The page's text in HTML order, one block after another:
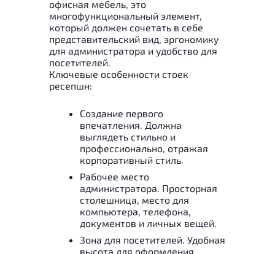
офисная мебель, это
многофункциональный элемент,
который должен сочетать в себе
представительский вид, эргономику
для администратора и удобство для
посетителей.
Ключевые особенности стоек
ресепшн:
Создание первого
впечатления. Должна
выглядеть стильно и
профессионально, отражая
корпоративный стиль.
Рабочее место
администратора. Просторная
столешница, место для
компьютера, телефона,
документов и личных вещей.
Зона для посетителей. Удобная
высота для оформления